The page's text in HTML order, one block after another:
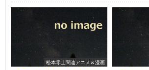
松本零士関連アニメ＆漫画